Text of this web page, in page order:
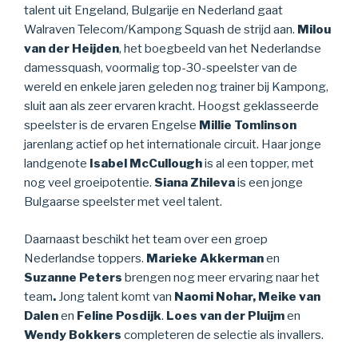
talent uit Engeland, Bulgarije en Nederland gaat
Walraven Telecom/Kampong Squash de strijd aan. Milou
van der Heijden, het boegbeeld van het Nederlandse
damessquash, voormalig top-30-speelster van de
wereld en enkele jaren geleden nog trainer bij Kampong,
sluit aan als zeer ervaren kracht. Hoogst geklasseerde
speelster is de ervaren Engelse Millie Tomlinson
jarenlang actief op het internationale circuit. Haar jonge
landgenote Isabel McCulloughis al een topper, met
nog veel groeipotentie. Siana Zhilevais een jonge
Bulgaarse speelster met veel talent.
Daarnaast beschikt het team over een groep
Nederlandse toppers. Marieke Akkermanen
Suzanne Peters brengen nog meer ervaring naar het
team. Jong talent komt van Naomi Nohar, Meike van
Dalenen Feline Posdijk. Loes van der Pluijmen
Wendy Bokkers completeren de selectie als invallers.